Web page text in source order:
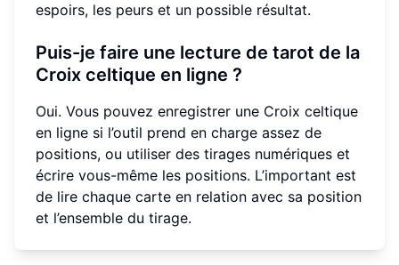
espoirs, les peurs et un possible résultat.
Puis-je faire une lecture de tarot de la
Croix celtique en ligne ?
Oui. Vous pouvez enregistrer une Croix celtique
en ligne si l’outil prend en charge assez de
positions, ou utiliser des tirages numériques et
écrire vous-même les positions. L’important est
de lire chaque carte en relation avec sa position
et l’ensemble du tirage.